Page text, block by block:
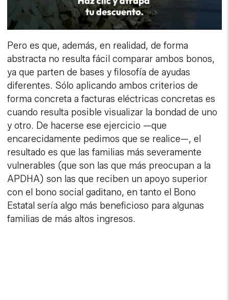
Pero es que, además, en realidad, de forma
abstracta no resulta fácil comparar ambos bonos,
ya que parten de bases y filosofía de ayudas
diferentes. Sólo aplicando ambos criterios de
forma concreta a facturas eléctricas concretas es
cuando resulta posible visualizar la bondad de uno
y otro. De hacerse ese ejercicio —que
encarecidamente pedimos que se realice—, el
resultado es que las familias más severamente
vulnerables (que son las que más preocupan a la
APDHA) son las que reciben un apoyo superior
con el bono social gaditano, en tanto el Bono
Estatal sería algo más beneficioso para algunas
familias de más altos ingresos.